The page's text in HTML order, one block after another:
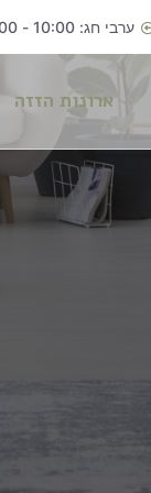
ערבי חג: 10:00 - 14:00
ארונות הזזה